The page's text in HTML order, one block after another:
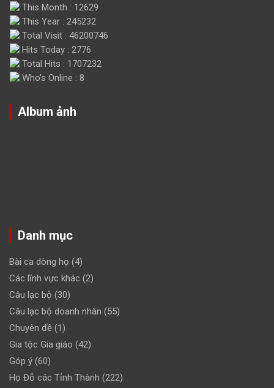
This Month : 12629
This Year : 245232
Total Visit : 46200746
Hits Today : 2776
Total Hits : 1707232
Who's Online : 8
Album ảnh
Danh mục
Bài ca dòng họ (4)
Các lĩnh vực khác (2)
Câu lạc bộ (30)
Câu lạc bộ doanh nhân (55)
Chuyên đề (1)
Gia tộc Gia giáo (42)
Góp ý (60)
Họ Đỗ các Tỉnh Thành (222)